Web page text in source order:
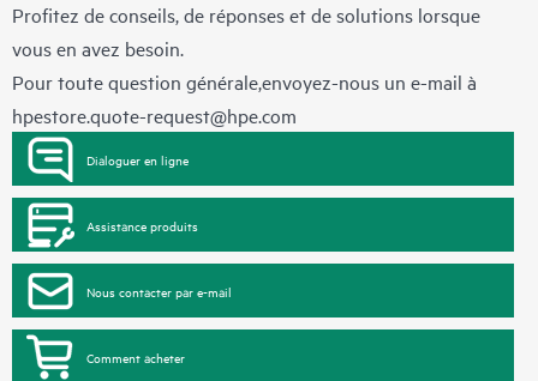
Profitez de conseils, de réponses et de solutions lorsque
vous en avez besoin.
Pour toute question générale,envoyez-nous un e-mail à
hpestore.quote-request@hpe.com
Dialoguer en ligne
Assistance produits
Nous contacter par e-mail
Comment acheter